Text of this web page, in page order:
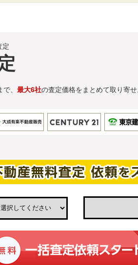
定
、 最大6社の査定価格をまとめて取り寄せ